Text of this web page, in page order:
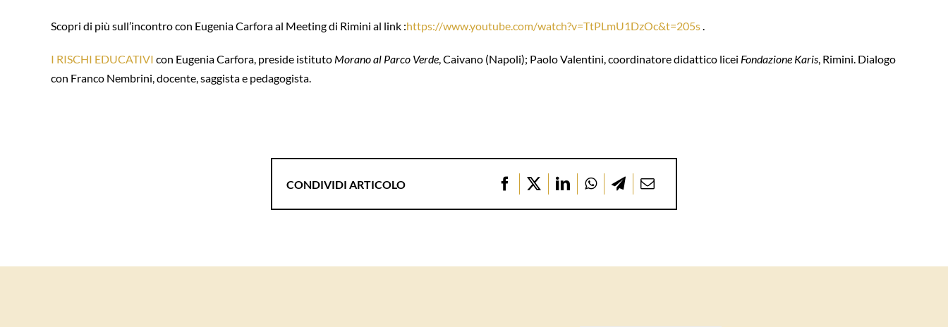
Scopri di più sull’incontro con Eugenia Carfora al Meeting di Rimini al link :https://www.youtube.com/watch?v=TtPLmU1DzOc&t=205s.
I RISCHI EDUCATIVI con Eugenia Carfora, preside istituto Morano al Parco Verde, Caivano (Napoli); Paolo Valentini, coordinatore didattico licei Fondazione Karis, Rimini. Dialogo
con Franco Nembrini, docente, saggista e pedagogista.
CONDIVIDI ARTICOLO